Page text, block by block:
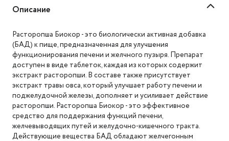
Описание
Расторопша Биокор - это биологически активная добавка
(БАД) к пище, предназначенная для улучшения
функционирования печени и желчного пузыря. Препарат
доступен в виде таблеток, каждая из которых содержит
экстракт расторопши. В составе также присутствует
экстракт травы овса, который улучшает работу печени и
поджелудочной железы, дополняет и усиливает действие
расторопши. Расторопша Биокор - это эффективное
средство для поддержания функций печени,
желчевыводящих путей и желудочно-кишечного тракта.
Действующие вещества БАД обладают желчегонным